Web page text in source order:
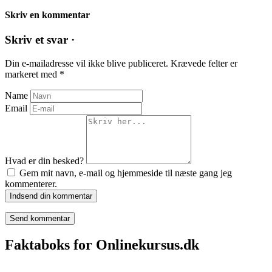
Skriv en kommentar
Skriv et svar ·
Din e-mailadresse vil ikke blive publiceret. Krævede felter er
markeret med *
Name
Email
Hvad er din besked?
Gem mit navn, e-mail og hjemmeside til næste gang jeg
kommenterer.
Indsend din kommentar
Faktaboks for Onlinekursus.dk